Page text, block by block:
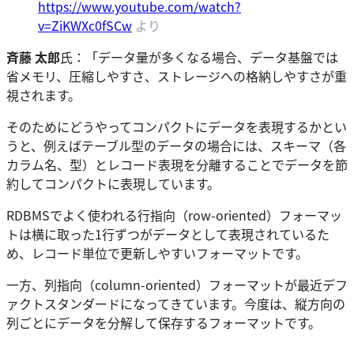
https://www.youtube.com/watch?
v=ZiKWXc0fSCw より
斉藤 太郎氏：「データ量が多くなる場合、データ基盤では
省メモリ、圧縮しやすさ、ストレージへの格納しやすさが重
視されます。
そのためにどうやってコンパクトにデータを表現するかとい
うと、例えばテーブル型のデータの場合には、スキーマ（各
カラム名、型）とレコード表現を分離することでデータを節
約してコンパクトに表現しています。
RDBMSでよく使われる行指向（row-oriented）フォーマッ
トは横に取った1行ずつがデータとして表現されているた
め、レコード単位で更新しやすいフォーマットです。
一方、列指向（column-oriented）フォーマットが最近デフ
ァクトスタンダードになってきています。今度は、縦方向の
列ごとにデータを分解して保存するフォーマットです。